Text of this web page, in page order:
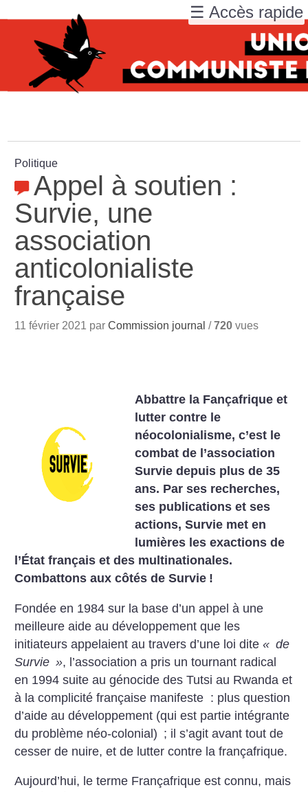
Politique
Appel à soutien :
Survie, une
association
anticolonialiste
française
11 février 2021 parCommission journal /720 vues
Abbattre la Fançafrique et
lutter contre le
néocolonialisme, c’est le
combat de l’association
Survie depuis plus de 35
ans. Par ses recherches,
ses publications et ses
actions, Survie met en
lumières les exactions de
l’État français et des multinationales.
Combattons aux côtés de Survie !
Fondée en 1984 sur la base d’un appel à une
meilleure aide au développement que les
initiateurs appelaient au travers d’une loi dite« de
Survie », l’association a pris un tournant radical
en 1994 suite au génocide des Tutsi au Rwanda et
à la complicité française manifeste : plus question
d’aide au développement (qui est partie intégrante
du problème néo-colonial) ; il s’agit avant tout de
cesser de nuire, et de lutter contre la françafrique.
Aujourd’hui, le terme Françafrique est connu, mais
☰ Accès rapide